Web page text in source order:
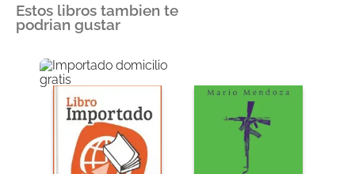
Estos libros tambien te
podrian gustar